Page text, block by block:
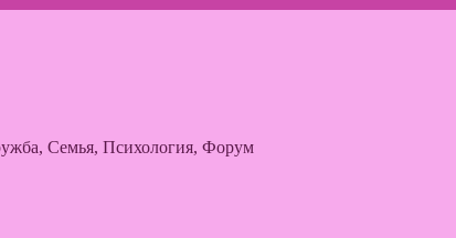
Семья, Психология, Форум